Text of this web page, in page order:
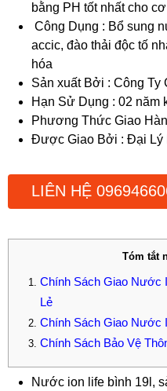
bằng PH tốt nhất cho
Công Dụng : Bổ sung
accic, đào thải độc tố
hóa
Sản xuất Bởi : Công
Hạn Sử Dụng : 02 năm
Phương Thức Giao
Được Giao Bởi : Đại Lý
LIÊN HỆ
Tóm tắt
Chính Sách Giao Nước
Lẻ
Chính Sách Giao Nước
Chính Sách Bảo Vệ
Nước ion life bình 19l,